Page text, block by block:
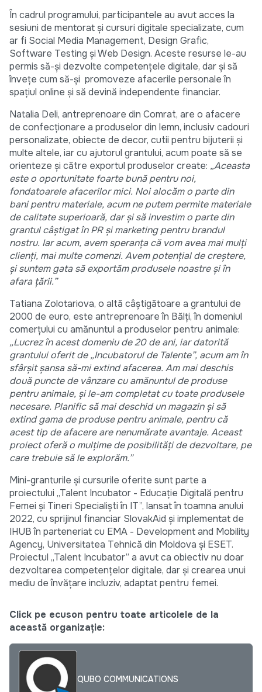
În cadrul programului, participantele au avut acces la
sesiuni de mentorat și cursuri digitale specializate, cum
ar fi Social Media Management, Design Grafic,
Software Testing și Web Design. Aceste resurse le-au
permis să-și dezvolte competențele digitale, dar și să
învețe cum să-și promoveze afacerile personale în
spațiul online și să devină independente financiar.
Natalia Deli, antreprenoare din Comrat, are o afacere
de confecționare a produselor din lemn, inclusiv cadouri
personalizate, obiecte de decor, cutii pentru bijuterii și
multe altele, iar cu ajutorul grantului, acum poate să se
orienteze și către exportul produselor create: „Aceasta
este o oportunitate foarte bună pentru noi,
fondatoarele afacerilor mici. Noi alocăm o parte din
bani pentru materiale, acum ne putem permite materiale
de calitate superioară, dar și să investim o parte din
grantul câștigat în PR și marketing pentru brandul
nostru. Iar acum, avem speranța că vom avea mai mulți
clienți, mai multe comenzi. Avem potențial de creștere,
și suntem gata să exportăm produsele noastre și în
afara țării.”
Tatiana Zolotariova, o altă câștigătoare a grantului de
2000 de euro, este antreprenoare în Bălți, în domeniul
comerțului cu amănuntul a produselor pentru animale:
„Lucrez în acest domeniu de 20 de ani, iar datorită
grantului oferit de „Incubatorul de Talente”, acum am în
sfârșit șansa să-mi extind afacerea. Am mai deschis
două puncte de vânzare cu amănuntul de produse
pentru animale, și le-am completat cu toate produsele
necesare. Planific să mai deschid un magazin și să
extind gama de produse pentru animale, pentru că
acest tip de afacere are nenumărate avantaje. Aceast
proiect oferă o mulțime de posibilități de dezvoltare, pe
care trebuie să le explorăm.”
Mini-granturile și cursurile oferite sunt parte a
proiectului „Talent Incubator - Educație Digitală pentru
Femei și Tineri Specialiști în IT”, lansat în toamna anului
2022, cu sprijinul financiar SlovakAid și implementat de
IHUB în parteneriat cu EMA - Development and Mobility
Agency, Universitatea Tehnică din Moldova și ESET.
Proiectul „Talent Incubator” a avut ca obiectiv nu doar
dezvoltarea competențelor digitale, dar și crearea unui
mediu de învățare incluziv, adaptat pentru femei.
Click pe ecuson pentru toate articolele de la
această organizație:
QUBO COMMUNICATIONS